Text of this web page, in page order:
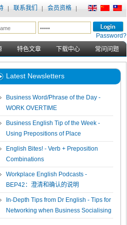
联系我们 会员资格
Password?
特色文章 下载中心 常问问题
Latest Newsletters
Business Word/Phrase of the Day -
WORK OVERTIME
Business English Tip of the Week -
Using Prepositions of Place
English Bites! - Verb + Preposition
Combinations
Workplace English Podcasts -
BEP42：澄清和确认的说明
In-Depth Tips from Dr English - Tips for
Networking when Business Socialising